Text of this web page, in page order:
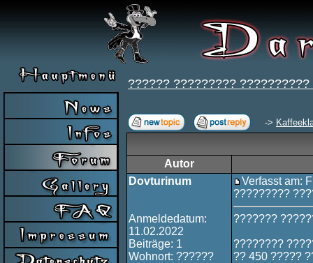
?????? ?????????
->
Autor
Dovturinum
Anmeldedatum:
11.02.2022
Beiträge: 1
Wohnort: ??????
Verfasst am:
?????????
???????
????????
?? 450 ?????